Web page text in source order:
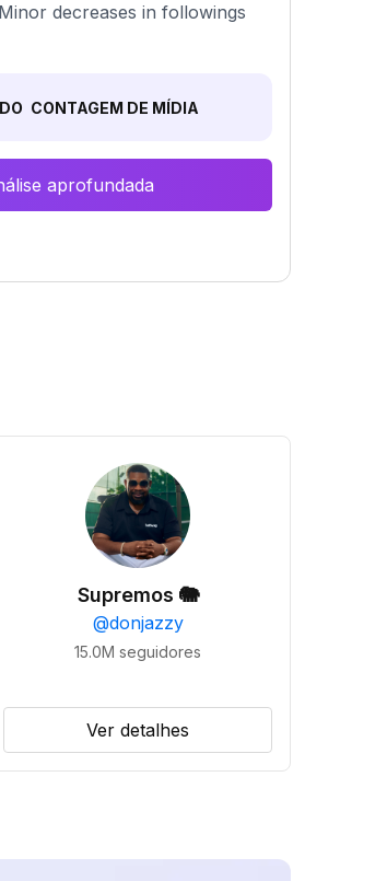
decreases in followings
CONTAGEM DE MÍDIA
aprofundada
Supremos 🐘
@donjazzy
15.0M seguidores
Ver detalhes